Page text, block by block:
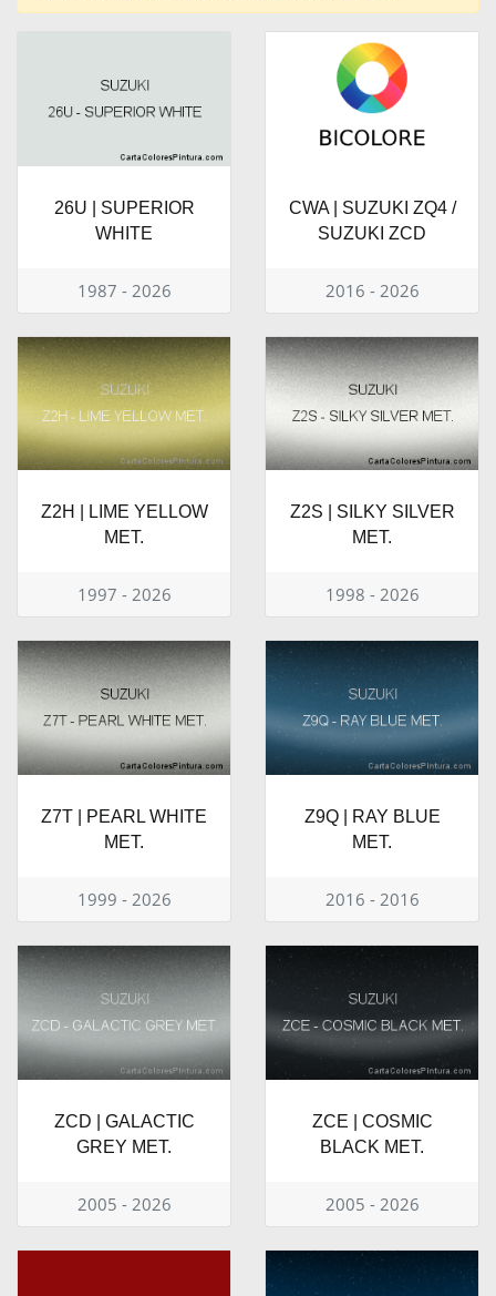
26U | SUPERIOR
WHITE
1987 - 2026
CWA | SUZUKI ZQ4 /
SUZUKI ZCD
2016 - 2026
Z2H | LIME YELLOW
MET.
1997 - 2026
Z2S | SILKY SILVER
MET.
1998 - 2026
Z7T | PEARL WHITE
MET.
1999 - 2026
Z9Q | RAY BLUE
MET.
2016 - 2016
ZCD | GALACTIC
GREY MET.
2005 - 2026
ZCE | COSMIC
BLACK MET.
2005 - 2026